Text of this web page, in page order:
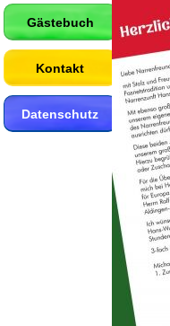
Gästebuch
Kontakt
Datenschutz